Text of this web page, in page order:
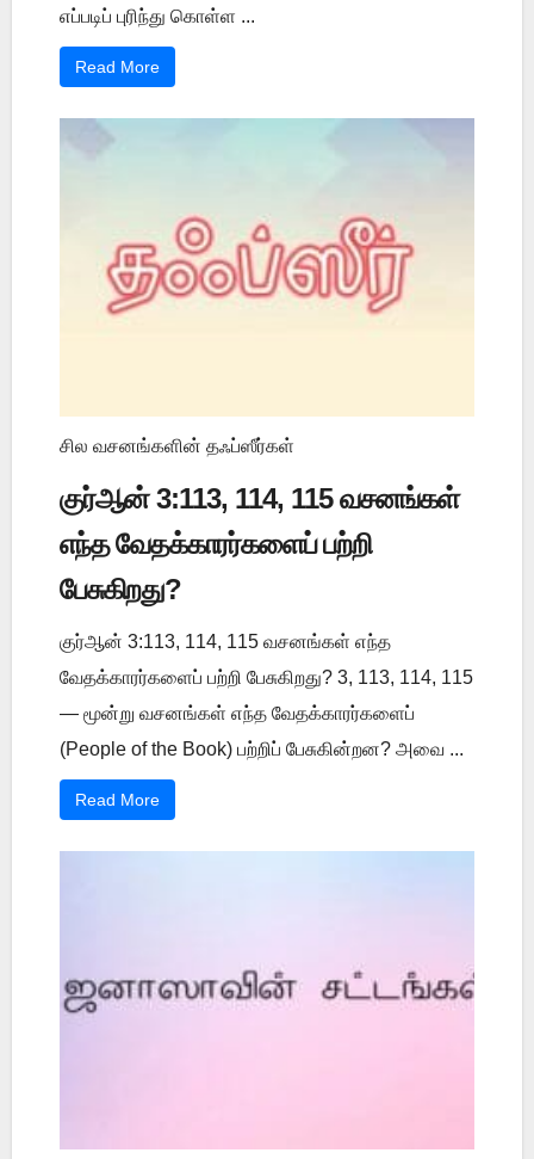
எப்படிப் புரிந்து கொள்ள ...
Read More
சில வசனங்களின் தஃப்ஸீர்கள்
குர்ஆன் 3:113, 114, 115 வசனங்கள்
எந்த வேதக்காரர்களைப் பற்றி
பேசுகிறது?
குர்ஆன் 3:113, 114, 115 வசனங்கள் எந்த
வேதக்காரர்களைப் பற்றி பேசுகிறது? 3, 113, 114, 115
— மூன்று வசனங்கள் எந்த வேதக்காரர்களைப்
(People of the Book) பற்றிப் பேசுகின்றன? அவை ...
Read More